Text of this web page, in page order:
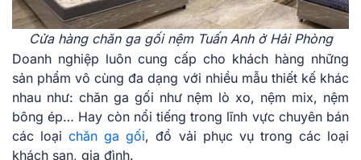
Cửa hàng chăn ga gối nệm Tuấn Anh ở Hải Phòng
Doanh nghiệp luôn cung cấp cho khách hàng những
sản phẩm vô cùng đa dạng với nhiều mẫu thiết kế khác
nhau như: chăn ga gối như nệm lò xo, nệm mix, nệm
bông ép… Hay còn nổi tiếng trong lĩnh vực chuyên bán
các loạichăn ga gối, đồ vải phục vụ trong các loại
khách sạn, gia đình.